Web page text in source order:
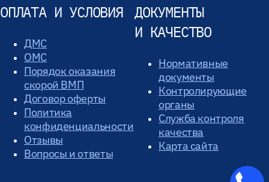
ОПЛАТА И УСЛОВИЯ
ДМС
ОМС
Порядок оказания
скорой ВМП
Договор оферты
Политика
конфиденциальности
Отзывы
Вопросы и ответы
ДОКУМЕНТЫ
И КАЧЕСТВО
Нормативные
документы
Контролирующие
органы
Служба контроля
качества
Карта сайта